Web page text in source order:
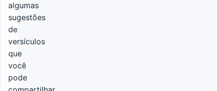
algumas
sugestões
de
versículos
que
você
pode